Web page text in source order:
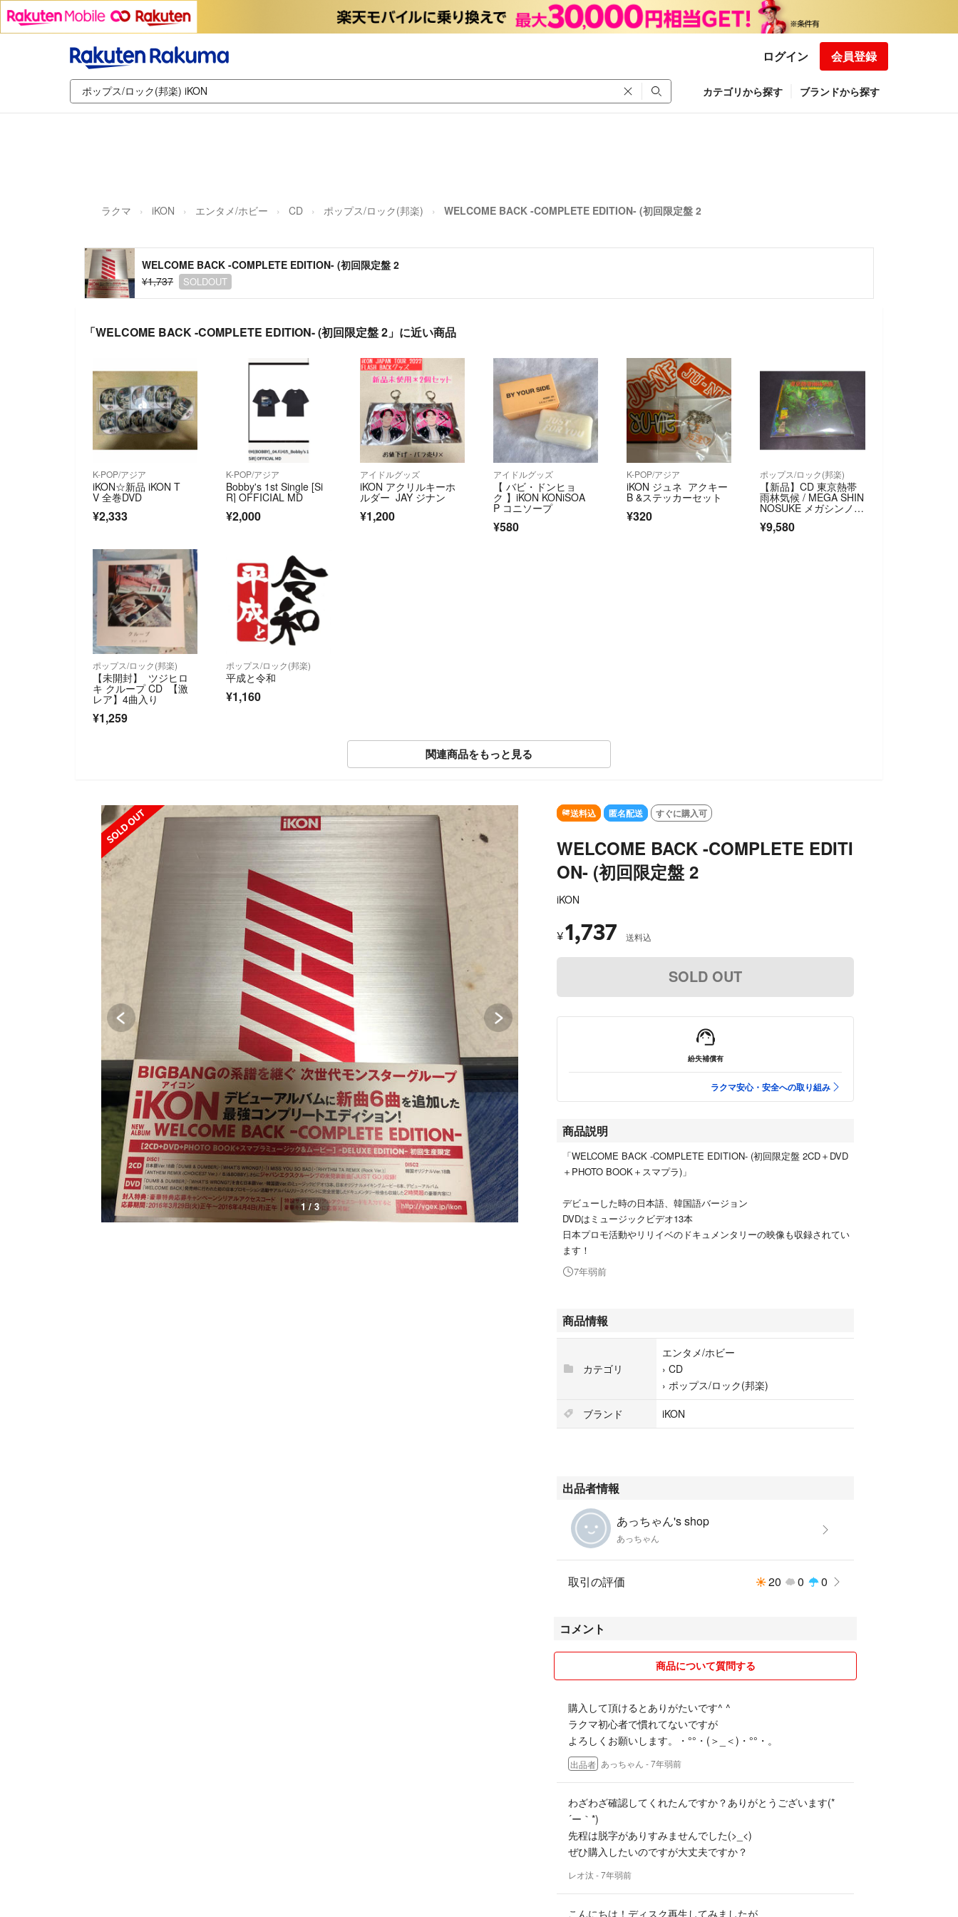
ログイン 会員登録
カテゴリから探す ブランドから探す
ラクマ iKON エンタメ/ホビー CD ポップス/ロック(邦楽) WELCOME BACK -COMPLETE EDITION- (初回限定盤 2
WELCOME BACK -COMPLETE EDITION- (初回限定盤 2
¥1,737
SOLDOUT
「WELCOME BACK -COMPLETE EDITION- (初回限定盤 2」に近い商品
K-POP/アジア
iKON☆新品 iKON T
V 全巻DVD
¥2,333
K-POP/アジア
Bobby's 1st Single [Si
R] OFFICIAL MD
¥2,000
アイドルグッズ
iKON アクリルキーホ
ルダー JAY ジナン
¥1,200
アイドルグッズ
【 バビ・ドンヒョ
ク 】iKON KONiSOA
P コニソープ
¥580
K-POP/アジア
iKON ジュネ アクキー
B &ステッカーセット
¥320
ポップス/ロック(邦楽)
【新品】CD 東京熱帯
雨林気候 / MEGA SHIN
NOSUKE メガシンノス
¥9,580
ポップス/ロック(邦楽)
【未開封】 ツジヒロ
キ クループ CD 【激
レア】4曲入り
¥1,259
ポップス/ロック(邦楽)
平成と令和
¥1,160
関連商品をもっと見る
SOLD OUT SOLD OUT
1 / 3
送料込 匿名配送 すぐに購入可
WELCOME BACK -COMPLETE EDITI
ON- (初回限定盤 2
iKON
¥1,737 送料込
SOLD OUT
紛失補償有
ラクマ安心・安全への取り組み
商品説明
「WELCOME BACK -COMPLETE EDITION- (初回限定盤 2CD＋DVD
＋PHOTO BOOK＋スマプラ)」
デビューした時の日本語、韓国語バージョン
DVDはミュージックビデオ13本
日本プロモ活動やリリイベのドキュメンタリーの映像も収録されてい
ます！
7年弱前
商品情報
カテゴリ
エンタメ/ホビー
› CD
› ポップス/ロック(邦楽)
ブランド
iKON
出品者情報
あっちゃん's shop
あっちゃん
取引の評価 20 0 0
コメント
商品について質問する
購入して頂けるとありがたいです^ ^
ラクマ初心者で慣れてないですが
よろしくお願いします。・°°・(＞_＜)・°°・。
出品者 あっちゃん - 7年弱前
わざわざ確認してくれたんですか？ありがとうございます(*
´ー｀*)
先程は脱字がありすみませんでした(>_<)
ぜひ購入したいのですが大丈夫ですか？
レオ汰 - 7年弱前
こんにちは！ディスク再生してみましたが